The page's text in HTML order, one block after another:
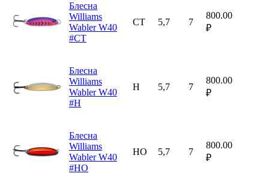
Блесна
Williams
Wabler W40
#CT
CT 5,7 7
800.00
₽
Блесна
Williams
Wabler W40
#H
H 5,7 7
800.00
₽
Блесна
Williams
Wabler W40
#HO
HO 5,7 7
800.00
₽